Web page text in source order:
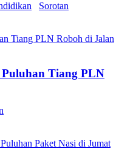
Sorotan
Tiang PLN